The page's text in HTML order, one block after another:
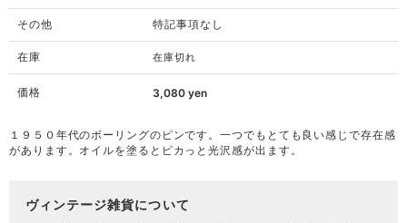
その他 特記事項なし
在庫 在庫切れ
価格 3,080 yen
１９５０年代のボーリングのピンです。一つでもとても良い感じで存在感
があります。オイルを塗るとピカっと光沢感が出ます。
ヴィンテージ雑貨について